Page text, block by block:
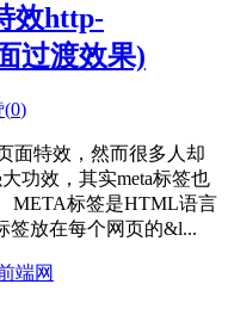
效http-
过渡效果)
(0)
面特效，然而很多人却
功效，其实meta标签也
META标签是HTML语言
签放在每个网页的&l...